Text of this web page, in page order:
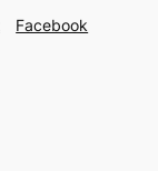
Facebook